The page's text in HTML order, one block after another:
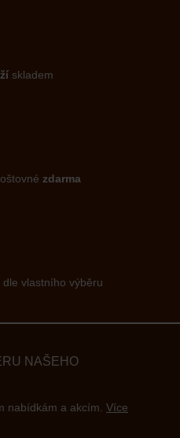
skladem
zdarma
dle vlastního výběru
NAŠEHO
nabídkám a akcím. Více